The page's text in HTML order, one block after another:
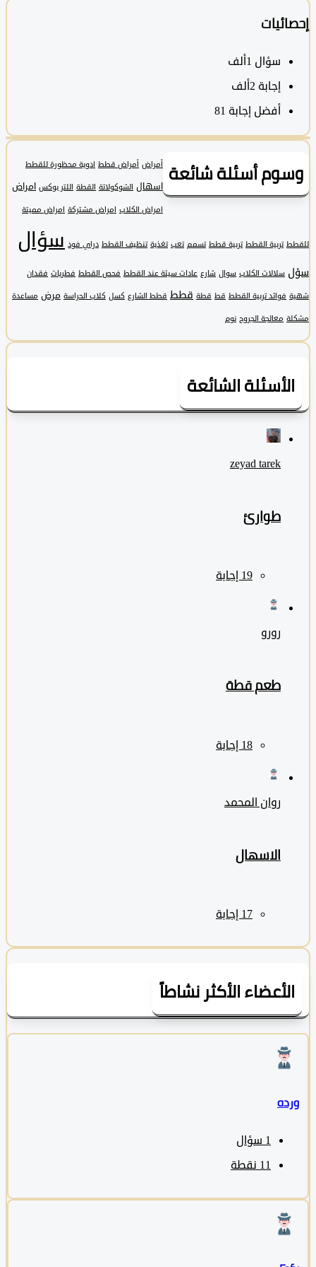
سؤال1ألف
‫إجابة 2ألف
أفضل إجابة 81
أسئلة شائعة أمراض قطط ادوية محظورة للقطط
اسهال الشوكولاتة القطة اللتر بوكس امراض
امراض الكلاب امراض مشتركة امراض مميتة
تربية القطط تربية قطط تسمم تعب تغذية تنظيف القطط دراي فود سؤال
سلالات الكلاب سوال شارع عادات سيئة عند القطط فحص القطط فطريات فقدان
فوائد تربية القطط قط قطة قطط قطط الشارع كسل كلاب الحراسة مرض مساعدة
معالجة الجروح نوم
الشائعة
zeyad ‎tarek
طوارئ
طعم قطة
روان المحمد
الاسهال
الأكثر نشاطاً
سؤال
نقطة